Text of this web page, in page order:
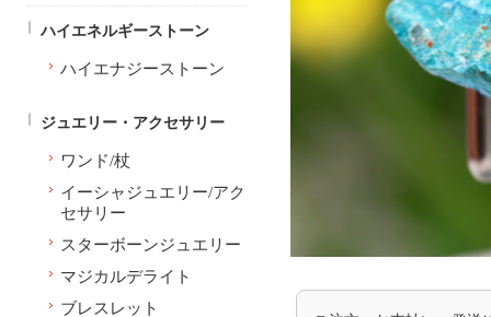
ハイエネルギーストーン
ハイエナジーストーン
ジュエリー・アクセサリー
ワンド/杖
イーシャジュエリー/アク
セサリー
スターボーンジュエリー
マジカルデライト
ブレスレット